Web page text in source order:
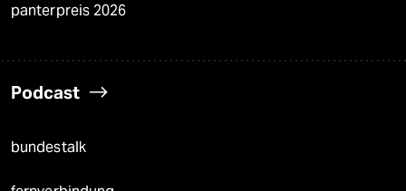
panterpreis 2026
Podcast
bundestalk